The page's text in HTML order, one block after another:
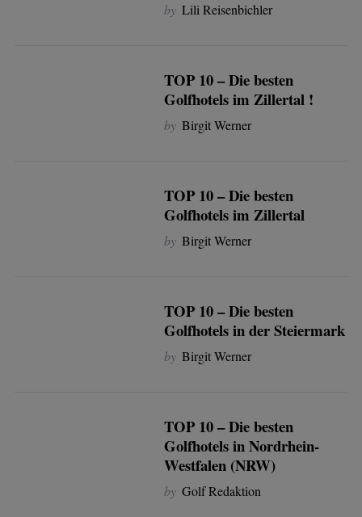
by Lili Reisenbichler
TOP 10 – Die besten
Golfhotels im Zillertal !
by Birgit Werner
TOP 10 – Die besten
Golfhotels im Zillertal
by Birgit Werner
TOP 10 – Die besten
Golfhotels in der Steiermark
by Birgit Werner
TOP 10 – Die besten
Golfhotels in Nordrhein-
Westfalen (NRW)
by Golf Redaktion